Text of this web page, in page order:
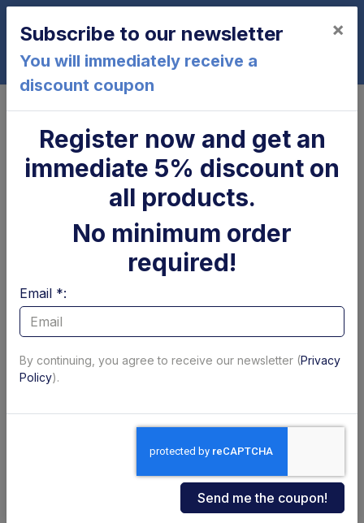
0
Normally Closed Pressure Switch
1/4 T 185 Bar Altimani
Subscribe to our newsletter
You will immediately receive a
discount coupon
×
Register now and get an
immediate 5% discount on
all products.
No minimum order
required!
Email *:
By continuing, you agree to receive our newsletter (Privacy
Policy).